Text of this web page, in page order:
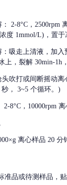
2-8°C，2500rpm
度 1mmol/L)，置
吸走上清液，加入
，裂解 30min-1h
吹打或间断摇动
， 3~5 个循环。)
2-8°C，10000rpm
离心样品 20
准品或待测样品，